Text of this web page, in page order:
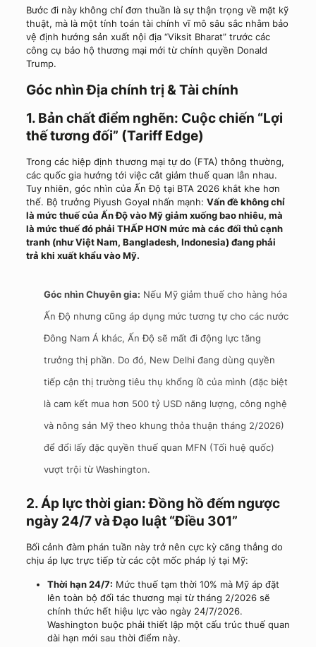
Bước đi này không chỉ đơn thuần là sự thận trọng về mặt kỹ
thuật, mà là một tính toán tài chính vĩ mô sâu sắc nhằm bảo
vệ định hướng sản xuất nội địa “Viksit Bharat” trước các
công cụ bảo hộ thương mại mới từ chính quyền Donald
Trump.
Góc nhìn Địa chính trị & Tài chính
1. Bản chất điểm nghẽn: Cuộc chiến “Lợi
thế tương đối” (Tariff Edge)
Trong các hiệp định thương mại tự do (FTA) thông thường,
các quốc gia hướng tới việc cắt giảm thuế quan lẫn nhau.
Tuy nhiên, góc nhìn của Ấn Độ tại BTA 2026 khắt khe hơn
thế. Bộ trưởng Piyush Goyal nhấn mạnh: Vấn đề không chỉ
là mức thuế của Ấn Độ vào Mỹ giảm xuống bao nhiêu, mà
là mức thuế đó phải THẤP HƠN mức mà các đối thủ cạnh
tranh (như Việt Nam, Bangladesh, Indonesia) đang phải
trả khi xuất khẩu vào Mỹ.
Góc nhìn Chuyên gia: Nếu Mỹ giảm thuế cho hàng hóa
Ấn Độ nhưng cũng áp dụng mức tương tự cho các nước
Đông Nam Á khác, Ấn Độ sẽ mất đi động lực tăng
trưởng thị phần. Do đó, New Delhi đang dùng quyền
tiếp cận thị trường tiêu thụ khổng lồ của mình (đặc biệt
là cam kết mua hơn 500 tỷ USD năng lượng, công nghệ
và nông sản Mỹ theo khung thỏa thuận tháng 2/2026)
để đổi lấy đặc quyền thuế quan MFN (Tối huệ quốc)
vượt trội từ Washington.
2. Áp lực thời gian: Đồng hồ đếm ngược
ngày 24/7 và Đạo luật “Điều 301”
Bối cảnh đàm phán tuần này trở nên cực kỳ căng thẳng do
chịu áp lực trực tiếp từ các cột mốc pháp lý tại Mỹ:
Thời hạn 24/7: Mức thuế tạm thời 10% mà Mỹ áp đặt
lên toàn bộ đối tác thương mại từ tháng 2/2026 sẽ
chính thức hết hiệu lực vào ngày 24/7/2026.
Washington buộc phải thiết lập một cấu trúc thuế quan
dài hạn mới sau thời điểm này.